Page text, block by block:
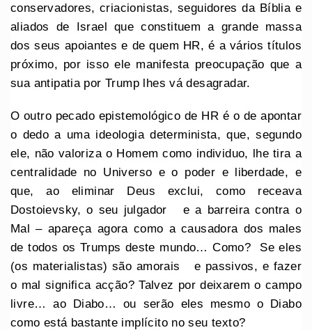
conservadores, criacionistas, seguidores da Bíblia e
aliados de Israel que constituem a grande massa
dos seus apoiantes e de quem HR, é a vários títulos
próximo, por isso ele manifesta preocupação que a
sua antipatia por Trump lhes vá desagradar.
O outro pecado epistemológico de HR é o de apontar
o dedo a uma ideologia determinista, que, segundo
ele, não valoriza o Homem como individuo, lhe tira a
centralidade no Universo e o poder e liberdade, e
que, ao eliminar Deus exclui, como receava
Dostoievsky, o seu julgador e a barreira contra o
Mal – apareça agora como a causadora dos males
de todos os Trumps deste mundo… Como? Se eles
(os materialistas) são amorais e passivos, e fazer
o mal significa acção? Talvez por deixarem o campo
livre… ao Diabo… ou serão eles mesmo o Diabo
como está bastante implícito no seu texto?